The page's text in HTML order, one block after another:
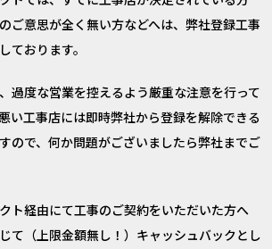
ご意思が全く無い方などへは、弊社登録工事
ております。
過度な営業を控えるよう厳重な注意を行って
い工事店には即時弊社から登録を解除できる
ので、何か問題がございましたら弊社までご
ト経由にて工事のご契約をいただいた方へ
て（上限金額無し！）キャッシュバックとし